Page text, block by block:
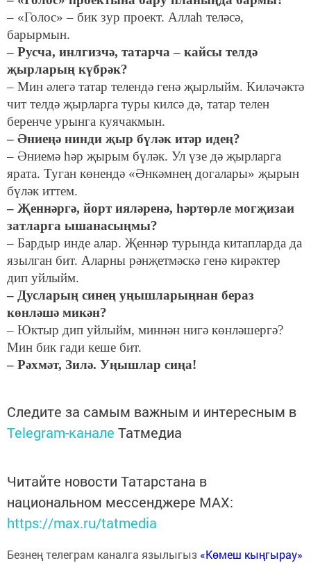
– «Голос» – бик зур проект. Аллаһ теләсә,
барырмын.
– Русча, инлгизчә, татарча – кайсы телдә
җырларың күбрәк?
– Мин әлегә татар телендә генә җырлыйм. Киләчәктә
чит телдә җырларга туры килсә дә, татар телен
беренче урынга куячакмын.
– Әниеңә нинди җыр бүләк итәр идең?
– Әниемә һәр җырым бүләк. Ул үзе дә җырларга
ярата. Туган көнендә «Әнкәмнең догалары» җырын
бүләк иттем.
– Җеннәргә, йорт ияләренә, һәртөрле могҗизаи
затларга ышанасыңмы?
– Бардыр инде алар. Җеннәр турында китапларда да
язылган бит. Аларны рәнҗетмәскә генә кирәктер
дип уйлыйм.
– Дусларың синең уңышларыңнан бераз
көнләшә микән?
– Юктыр дип уйлыйм, миннән нигә көнләшергә?
Мин бик гади кеше бит.
– Рәхмәт, Зилә. Уңышлар сиңа!
Следите за самым важным и интересным в
Telegram-канале Татмедиа
Читайте новости Татарстана в
национальном мессенджере MАХ:
https://max.ru/tatmedia
Безнең телеграм каналга язылыгыз «Көмеш кыңгырау»